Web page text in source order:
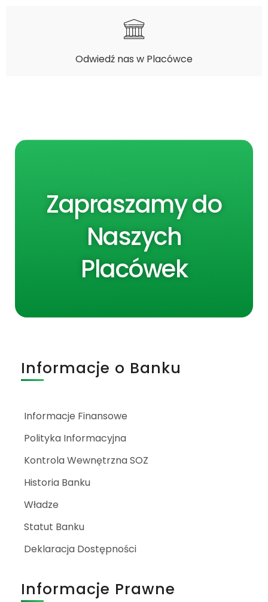
Odwiedź nas w Placówce
Zapraszamy do
Naszych
Placówek
Informacje o Banku
Informacje Finansowe
Polityka Informacyjna
Kontrola Wewnętrzna SOZ
Historia Banku
Władze
Statut Banku
Deklaracja Dostępności
Informacje Prawne